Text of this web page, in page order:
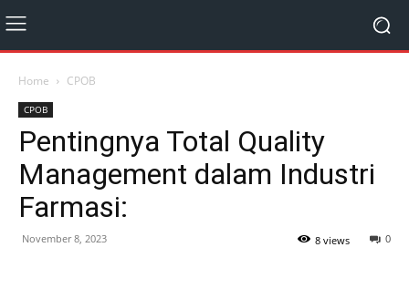
Home CPOB
CPOB
Pentingnya Total Quality
Management dalam Industri
Farmasi:
November 8, 2023 0
8 views